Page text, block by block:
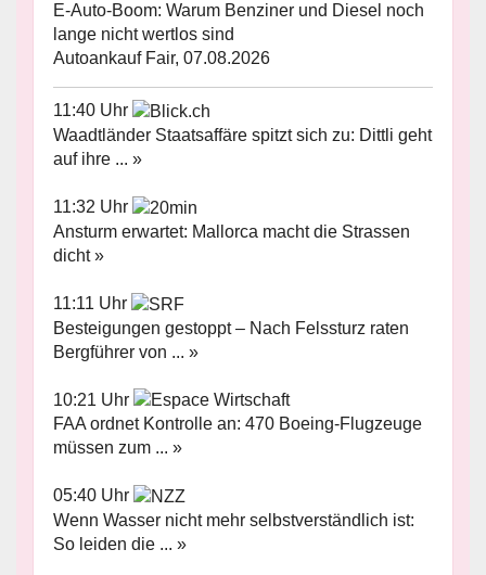
E-Auto-Boom: Warum Benziner und Diesel noch
lange nicht wertlos sind
Autoankauf Fair, 07.08.2026
11:40 Uhr
Waadtländer Staatsaffäre spitzt sich zu: Dittli geht
auf ihre ... »
11:32 Uhr
Ansturm erwartet: Mallorca macht die Strassen
dicht »
11:11 Uhr
Besteigungen gestoppt – Nach Felssturz raten
Bergführer von ... »
10:21 Uhr
FAA ordnet Kontrolle an: 470 Boeing-Flugzeuge
müssen zum ... »
05:40 Uhr
Wenn Wasser nicht mehr selbstverständlich ist:
So leiden die ... »